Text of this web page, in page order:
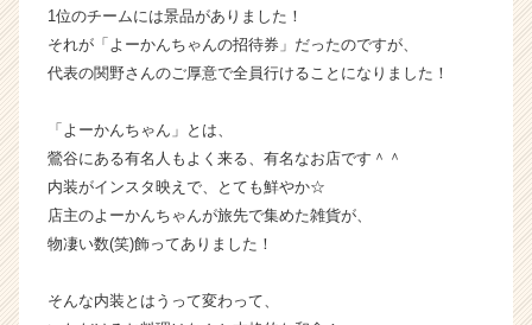
が
届
就
サ
イ
ト
チ
ア
リ
1位のチームには景品がありました！
それが「よーかんちゃんの招待券」だったのですが、
代表の関野さんのご厚意で全員行けることになりました！
「よーかんちゃん」とは、
鶯谷にある有名人もよく来る、有名なお店です＾＾
内装がインスタ映えで、とても鮮やか☆
店主のよーかんちゃんが旅先で集めた雑貨が、
物凄い数(笑)飾ってありました！
そんな内装とはうって変わって、